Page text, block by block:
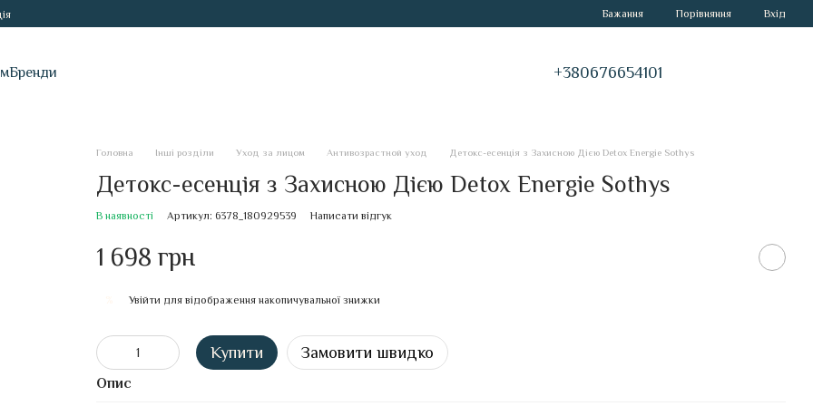
Бажання Порівняння Вхід
Бренди +380676654101
Головна Інші розділи Уход за лицом Антивозрастной уход Детокс-есенція з Захисною Дією Detox Energie Sothys
Детокс-есенція з Захисною Дією Detox Energie Sothys
В наявності Артикул: 6378_180929539 Написати відгук
1 698 грн
Увійти для відображення накопичувальної знижки
Купити Замовити швидко
Опис